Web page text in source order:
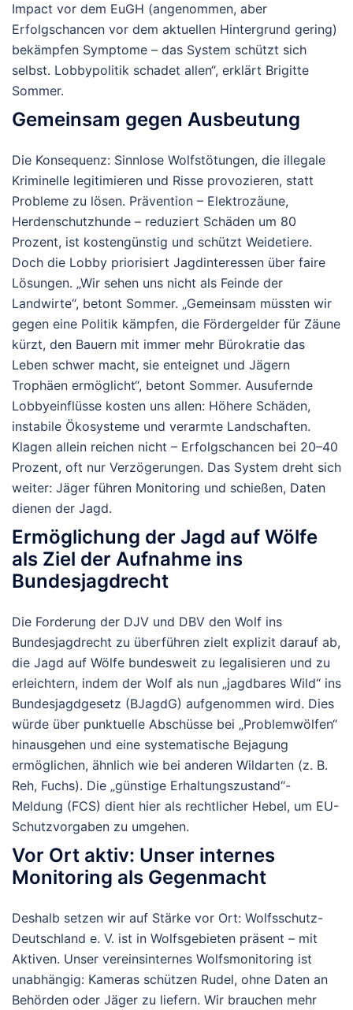
Impact vor dem EuGH (angenommen, aber
Erfolgschancen vor dem aktuellen Hintergrund gering)
bekämpfen Symptome – das System schützt sich
selbst. Lobbypolitik schadet allen“, erklärt Brigitte
Sommer.
Gemeinsam gegen Ausbeutung
Die Konsequenz: Sinnlose Wolfstötungen, die illegale
Kriminelle legitimieren und Risse provozieren, statt
Probleme zu lösen. Prävention – Elektrozäune,
Herdenschutzhunde – reduziert Schäden um 80
Prozent, ist kostengünstig und schützt Weidetiere.
Doch die Lobby priorisiert Jagdinteressen über faire
Lösungen. „Wir sehen uns nicht als Feinde der
Landwirte“, betont Sommer. „Gemeinsam müssten wir
gegen eine Politik kämpfen, die Fördergelder für Zäune
kürzt, den Bauern mit immer mehr Bürokratie das
Leben schwer macht, sie enteignet und Jägern
Trophäen ermöglicht“, betont Sommer. Ausufernde
Lobbyeinflüsse kosten uns allen: Höhere Schäden,
instabile Ökosysteme und verarmte Landschaften.
Klagen allein reichen nicht – Erfolgschancen bei 20–40
Prozent, oft nur Verzögerungen. Das System dreht sich
weiter: Jäger führen Monitoring und schießen, Daten
dienen der Jagd.
Ermöglichung der Jagd auf Wölfe
als Ziel der Aufnahme ins
Bundesjagdrecht
Die Forderung der DJV und DBV den Wolf ins
Bundesjagdrecht zu überführen zielt explizit darauf ab,
die Jagd auf Wölfe bundesweit zu legalisieren und zu
erleichtern, indem der Wolf als nun „jagdbares Wild“ ins
Bundesjagdgesetz (BJagdG) aufgenommen wird. Dies
würde über punktuelle Abschüsse bei „Problemwölfen“
hinausgehen und eine systematische Bejagung
ermöglichen, ähnlich wie bei anderen Wildarten (z. B.
Reh, Fuchs). Die „günstige Erhaltungszustand“-
Meldung (FCS) dient hier als rechtlicher Hebel, um EU-
Schutzvorgaben zu umgehen.
Vor Ort aktiv: Unser internes
Monitoring als Gegenmacht
Deshalb setzen wir auf Stärke vor Ort: Wolfsschutz-
Deutschland e. V. ist in Wolfsgebieten präsent – mit
Aktiven. Unser vereinsinternes Wolfsmonitoring ist
unabhängig: Kameras schützen Rudel, ohne Daten an
Behörden oder Jäger zu liefern. Wir brauchen mehr